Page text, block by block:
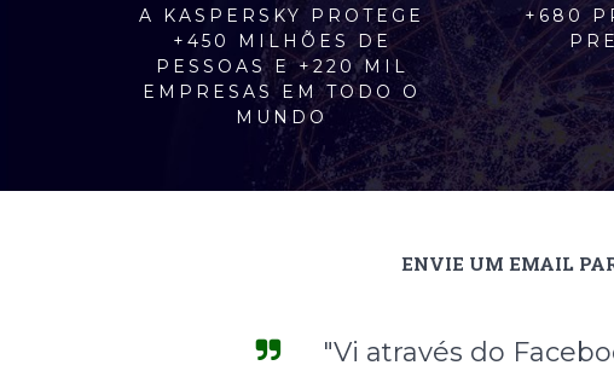
A KASPERSKY PROTEGE
+450 MILHÕES DE
PESSOAS E +220 MIL
EMPRESAS EM TODO O
MUNDO
+680
ENVIE UM EMAIL
"Vi através do